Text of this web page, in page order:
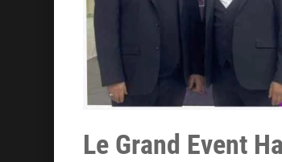
Le Grand Event